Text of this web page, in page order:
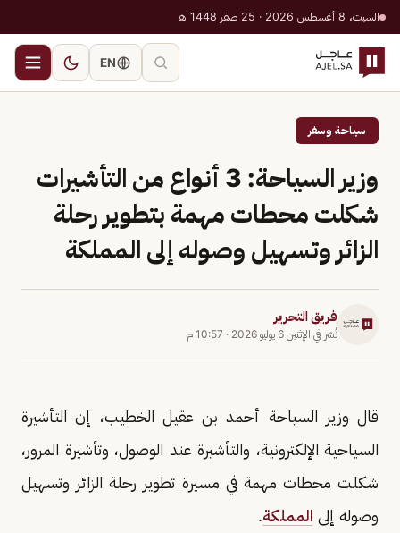
السبت، 8 أغسطس 2026 · 25 صفر 1448 هـ
EN
سياحة وسفر
وزير السياحة: 3 أنواع من التأشيرات
شكلت محطات مهمة بتطوير رحلة
الزائر وتسهيل وصوله إلى المملكة
فريق التحرير
نُشر في الإثنين 6 يوليو 2026 · 10:57 م
قال وزير السياحة أحمد بن عقيل الخطيب، إن التأشيرة
السياحية الإلكترونية، والتأشيرة عند الوصول، وتأشيرة المرور،
شكلت محطات مهمة في مسيرة تطوير رحلة الزائر وتسهيل
وصوله إلى المملكة.